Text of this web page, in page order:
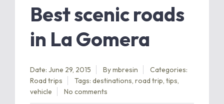
Best scenic roads
in La Gomera
Date: June 29, 2015 Bymbresin
Categories:
Road trips
Tags: destinations, road trip, tips,
vehicle
No comments